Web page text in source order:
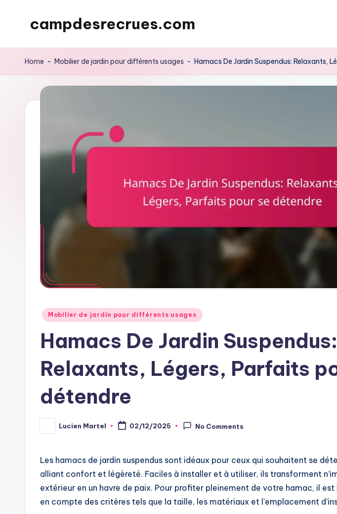
campdesrecrues.com
Home - Mobilier de jardin pour différents usages - Hamacs De Jardin Suspendus: Relaxants,
Posted
Mobilier de jardin pour différents usages
Hamacs De Jardin Suspendus:
Relaxants, Légers, Parfaits
détendre
Posted
by
Lucien Martel 02/12/2025 No Comments
Les hamacs de jardin suspendus sont idéaux pour ceux qui souhaitent se
alliant confort et légèreté. Faciles à installer et à utiliser, ils transforment
extérieur en un havre de paix. Pour profiter pleinement de votre hamac, il
en compte des critères tels que la taille, les matériaux et l’emplacement